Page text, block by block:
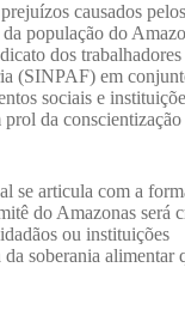
causados pelos
população do
dos trabalhadores
(SINPAF) em
sociais e
da
se articula com a
do Amazonas será
ou instituições
da soberania alimentar